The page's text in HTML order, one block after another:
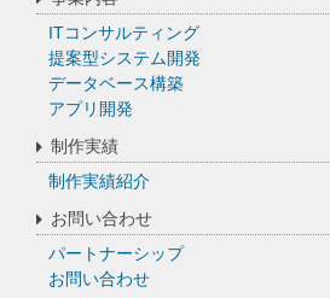
ITコンサルティング
提案型システム開発
データベース構築
アプリ開発
制作実績
制作実績紹介
お問い合わせ
パートナーシップ
お問い合わせ